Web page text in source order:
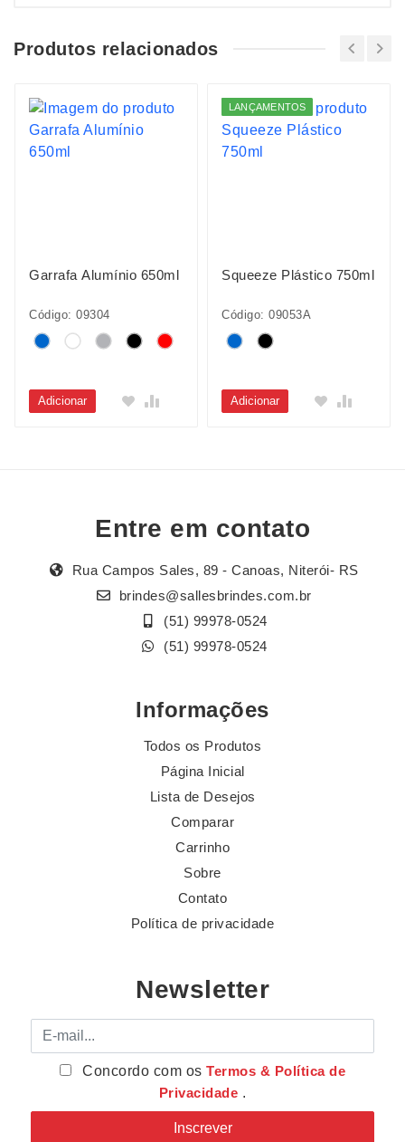
Produtos relacionados
Garrafa Alumínio 650ml
Código: 09304
Adicionar
LANÇAMENTOS
Squeeze Plástico 750ml
Código: 09053A
Adicionar
Entre em contato
Rua Campos Sales, 89 - Canoas, Niterói- RS
brindes@sallesbrindes.com.br
(51) 99978-0524
(51) 99978-0524
Informações
Todos os Produtos
Página Inicial
Lista de Desejos
Comparar
Carrinho
Sobre
Contato
Política de privacidade
Newsletter
E-mail
Concordo com osTermos & Política de
Privacidade .